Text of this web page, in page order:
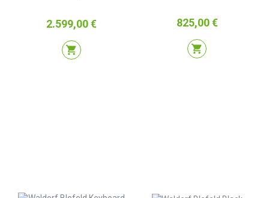
Precio
2.599,00 €
shopping_cart
Precio
825,00 €
shopping_cart